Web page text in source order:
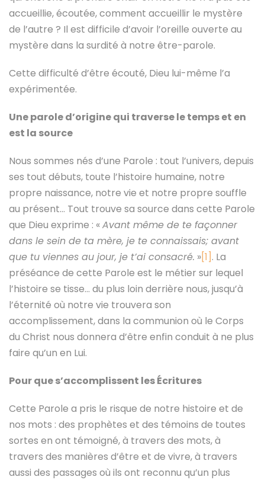
accueillie, écoutée, comment accueillir le mystère
de l’autre ? Il est difficile d’avoir l’oreille ouverte au
mystère dans la surdité à notre être-parole.
Cette difficulté d’être écouté, Dieu lui-même l’a
expérimentée.
Une parole d’origine qui traverse le temps et en
est la source
Nous sommes nés d’une Parole : tout l’univers, depuis
ses tout débuts, toute l’histoire humaine, notre
propre naissance, notre vie et notre propre souffle
au présent… Tout trouve sa source dans cette Parole
que Dieu exprime : «Avant même de te façonner
dans le sein de ta mère, je te connaissais; avant
que tu viennes au jour, je t’ai consacré. »[1]. La
préséance de cette Parole est le métier sur lequel
l’histoire se tisse… du plus loin derrière nous, jusqu’à
l’éternité où notre vie trouvera son
accomplissement, dans la communion où le Corps
du Christ nous donnera d’être enfin conduit à ne plus
faire qu’un en Lui.
Pour que s’accomplissent les Écritures
Cette Parole a pris le risque de notre histoire et de
nos mots : des prophètes et des témoins de toutes
sortes en ont témoigné, à travers des mots, à
travers des manières d’être et de vivre, à travers
aussi des passages où ils ont reconnu qu’un plus